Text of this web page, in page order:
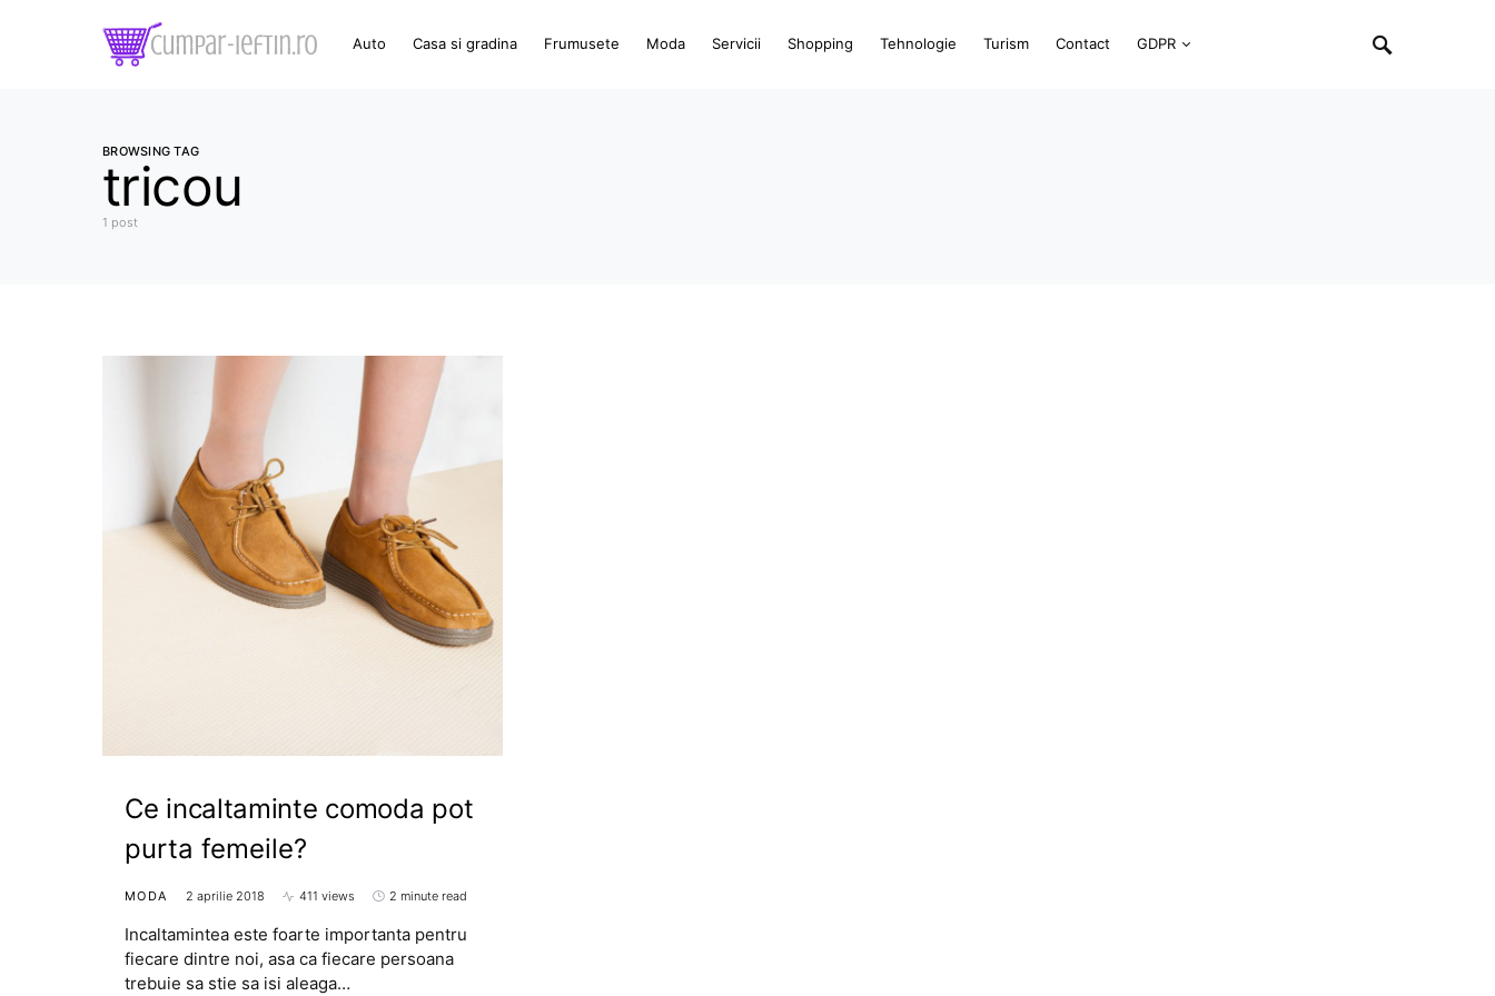
Auto Casa si gradina Frumusete Moda Servicii Shopping Tehnologie Turism Contact GDPR
BROWSING TAG
tricou
1 post
Ce incaltaminte comoda pot
purta femeile?
MODA 2 aprilie 2018 411 views 2 minute read
Incaltamintea este foarte importanta pentru
fiecare dintre noi, asa ca fiecare persoana
trebuie sa stie sa isi aleaga…